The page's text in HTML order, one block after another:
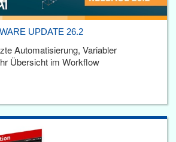
UPDATE 26.2
Automatisierung, Variabler
Übersicht im Workflow